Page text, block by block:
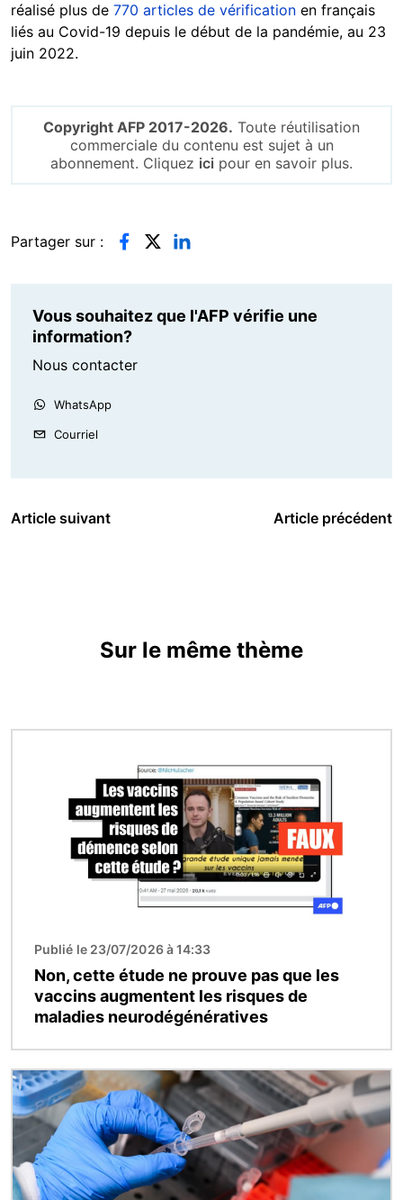
réalisé plus de 770 articles de vérification en français
liés au Covid-19 depuis le début de la pandémie, au 23
juin 2022.
Copyright AFP 2017-2026. Toute réutilisation
commerciale du contenu est sujet à un
abonnement. Cliquez ici pour en savoir plus.
Partager sur :
Vous souhaitez que l'AFP vérifie une
information?
Nous contacter
WhatsApp
Courriel
Article suivant Article précédent
Sur le même thème
Publié le 23/07/2026 à 14:33
Non, cette étude ne prouve pas que les
vaccins augmentent les risques de
maladies neurodégénératives
Image